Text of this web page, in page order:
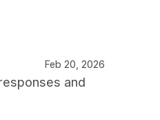
Feb 20, 2026
and